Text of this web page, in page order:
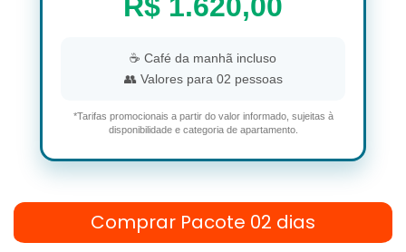
☕ Café da manhã incluso
👥 Valores para 02 pessoas
*Tarifas promocionais a partir do valor informado, sujeitas à
disponibilidade e categoria de apartamento.
Comprar Pacote 02 dias